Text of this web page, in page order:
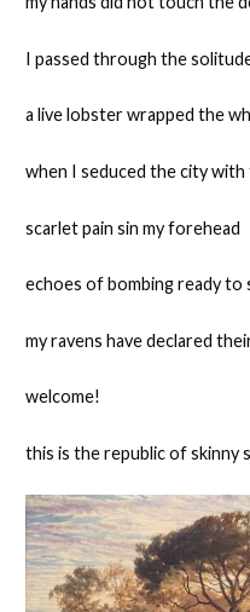
I passed through the
a live lobster wrapped the
when I seduced the city with
scarlet pain sin my forehead
echoes of bombing ready to
my ravens have declared
welcome!
this is the republic of skinny